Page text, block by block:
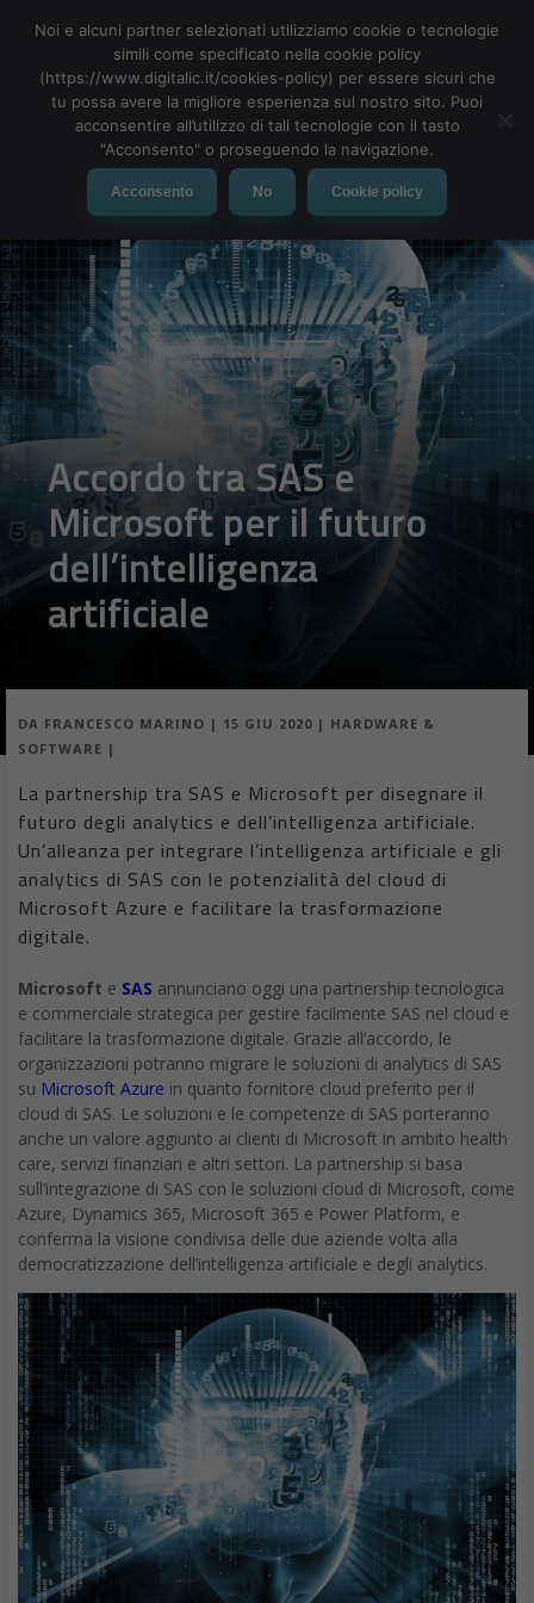
MENU
Accordo tra SAS e
Microsoft per il futuro
dell’intelligenza
artificiale
DA FRANCESCO MARINO | 15 GIU 2020 | HARDWARE &
SOFTWARE |
La partnership tra SAS e Microsoft per disegnare il
futuro degli analytics e dell’intelligenza artificiale.
Un’alleanza per integrare l’intelligenza artificiale e gli
analytics di SAS con le potenzialità del cloud di
Microsoft Azure e facilitare la trasformazione
digitale.
Microsoft e SAS annunciano oggi una partnership tecnologica
e commerciale strategica per gestire facilmente SAS nel cloud e
facilitare la trasformazione digitale. Grazie all’accordo, le
organizzazioni potranno migrare le soluzioni di analytics di SAS
su Microsoft Azure in quanto fornitore cloud preferito per il
cloud di SAS. Le soluzioni e le competenze di SAS porteranno
anche un valore aggiunto ai clienti di Microsoft in ambito health
care, servizi finanziari e altri settori. La partnership si basa
sull’integrazione di SAS con le soluzioni cloud di Microsoft, come
Azure, Dynamics 365, Microsoft 365 e Power Platform, e
conferma la visione condivisa delle due aziende volta alla
democratizzazione dell’intelligenza artificiale e degli analytics.
Noi e alcuni partner selezionati utilizziamo cookie o tecnologie
simili come specificato nella cookie policy
(https://www.digitalic.it/cookies-policy) per essere sicuri che
tu possa avere la migliore esperienza sul nostro sito. Puoi
acconsentire all’utilizzo di tali tecnologie con il tasto
"Acconsento" o proseguendo la navigazione.
Acconsento No Cookie policy